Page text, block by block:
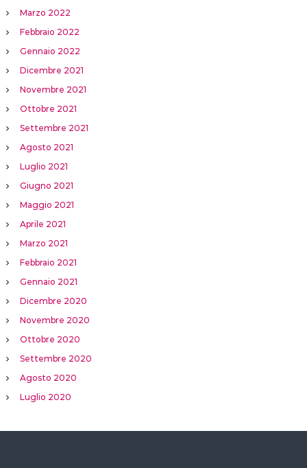
Marzo 2022
Febbraio 2022
Gennaio 2022
Dicembre 2021
Novembre 2021
Ottobre 2021
Settembre 2021
Agosto 2021
Luglio 2021
Giugno 2021
Maggio 2021
Aprile 2021
Marzo 2021
Febbraio 2021
Gennaio 2021
Dicembre 2020
Novembre 2020
Ottobre 2020
Settembre 2020
Agosto 2020
Luglio 2020